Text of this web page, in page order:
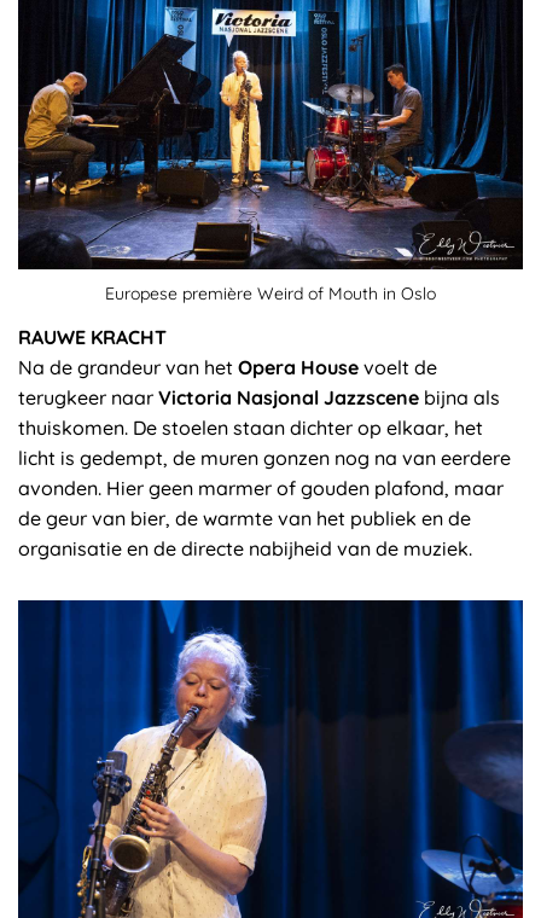
Europese première Weird of Mouth in Oslo
RAUWE KRACHT
Na de grandeur van het Opera House voelt de
terugkeer naar Victoria Nasjonal Jazzscene bijna als
thuiskomen. De stoelen staan dichter op elkaar, het
licht is gedempt, de muren gonzen nog na van eerdere
avonden. Hier geen marmer of gouden plafond, maar
de geur van bier, de warmte van het publiek en de
organisatie en de directe nabijheid van de muziek.